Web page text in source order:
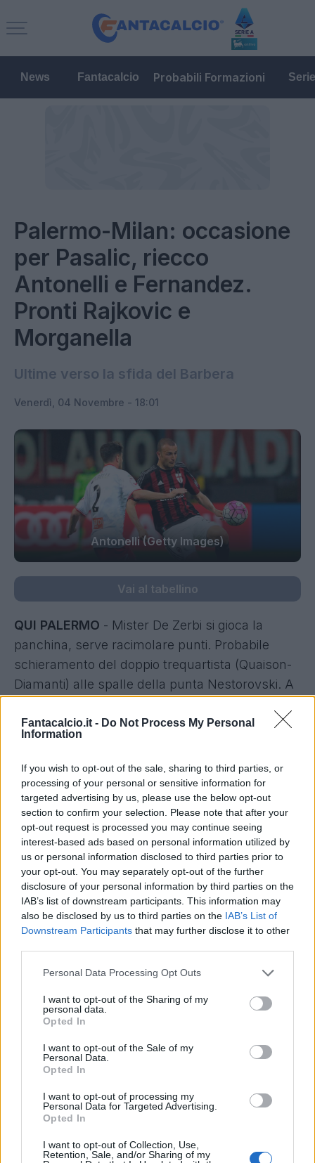
Fantacalcio.it - Do Not Process My Personal
Information
If you wish to opt-out of the sale, sharing to third parties, or
processing of your personal or sensitive information for
targeted advertising by us, please use the below opt-out
section to confirm your selection. Please note that after your
opt-out request is processed you may continue seeing
interest-based ads based on personal information utilized by
us or personal information disclosed to third parties prior to
your opt-out. You may separately opt-out of the further
disclosure of your personal information by third parties on the
IAB’s list of downstream participants. This information may
also be disclosed by us to third parties on the IAB’s List of
Downstream Participants that may further disclose it to other
Personal Data Processing Opt Outs
I want to opt-out of the Sharing of my
personal data.
Opted In
I want to opt-out of the Sale of my
Personal Data.
Opted In
I want to opt-out of processing my
Personal Data for Targeted Advertising.
Opted In
I want to opt-out of Collection, Use,
Retention, Sale, and/or Sharing of my
News Fantacalcio Probabili Formazioni
Palermo-Milan: occasione
per Pasalic, riecco
Antonelli e Fernandez.
Pronti Rajkovic e
Morganella
Ultime verso la sfida del Barbera
Venerdì, 04 Novembre - 18:01
Antonelli (Getty Images)
Vai al tabellino
QUI PALERMO - Mister De Zerbi si gioca la
panchina, serve racimolare punti. Probabile
schieramento del doppio trequartista (Quaison-
Diamanti) alle spalle della punta Nestorovski. A
della difesa è pronto a riprendere posto il
ristabilito Rajkovic. Stop, invece, per Rispoli che
raggiunge in infermeria i noti Gonzalez, Balogh,
Bentivegna e Trajkovski; l'esterno di difesa
rosanero, a causa di un guaio muscolare, verrà
rimpiazzato dallo svizzero Morganella.
QUI MILAN- A disposizione Paletta per la
retroguardia, scontata la squalifica. Il difensore
dovrebbe essere preferito a Gustavo Gomez.
Ritrova posto dal 1' Kucka a centrocampo,
occasione anche per Pasalic viste le precarie
condizioni di Niang condizionato dai postumi di
settimana ad un lavoro a parte rispetto al resto
del gruppo. Il tridente, allora, sarà composto da
Suso-Bacca-Bonaventura. Corrono spediti verso
primo che insidia sulla sinistra della difesa la
titolarità di De Sciglio. Indisponibili Calabria,
Vangioni, Bertolacci e Montolivo.